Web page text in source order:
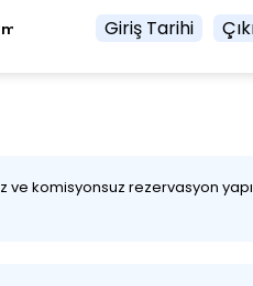
Giriş Tarihi
ve komisyonsuz rezervasyon